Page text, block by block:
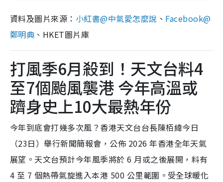
資料及圖片來源： 小紅書@中氣愛怎麼說 、 Facebook@
鄭明典 、HKET圖片庫
打風季6月殺到！天文台料4
至7個颱風襲港 今年高溫或
躋身史上10大最熱年份
今年到底會打幾多次風？香港天文台台長陳栢緯今日
（23日）舉行新聞簡報會，公佈 2026 年香港全年天氣
展望。天文台預計今年風季將於 6 月或之後展開，料有
4 至 7 個熱帶氣旋進入本港 500 公里範圍。受全球暖化